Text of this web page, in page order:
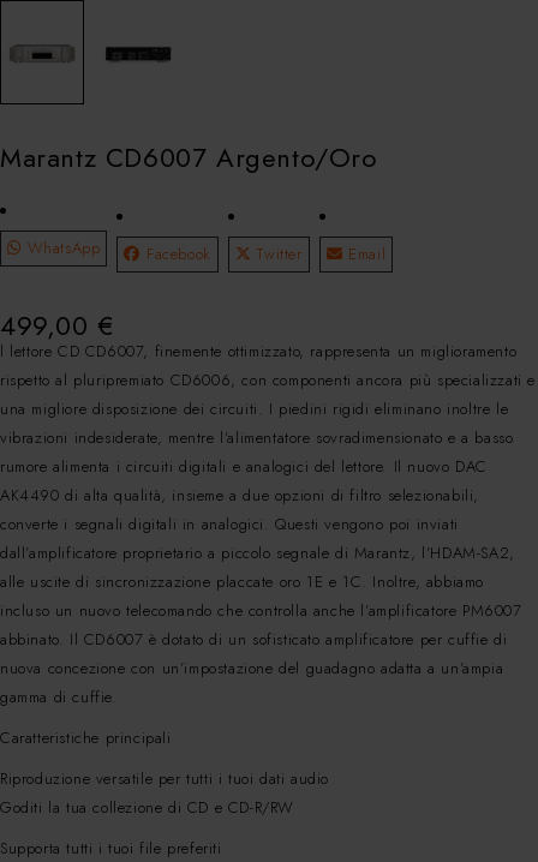
Marantz CD6007 Argento/Oro
WhatsApp Facebook Twitter Email
499,00 €
l lettore CD CD6007, finemente ottimizzato, rappresenta un miglioramento
rispetto al pluripremiato CD6006, con componenti ancora più specializzati e
una migliore disposizione dei circuiti. I piedini rigidi eliminano inoltre le
vibrazioni indesiderate, mentre l’alimentatore sovradimensionato e a basso
rumore alimenta i circuiti digitali e analogici del lettore. Il nuovo DAC
AK4490 di alta qualità, insieme a due opzioni di filtro selezionabili,
converte i segnali digitali in analogici. Questi vengono poi inviati
dall’amplificatore proprietario a piccolo segnale di Marantz, l’HDAM-SA2,
alle uscite di sincronizzazione placcate oro 1E e 1C. Inoltre, abbiamo
incluso un nuovo telecomando che controlla anche l’amplificatore PM6007
abbinato. Il CD6007 è dotato di un sofisticato amplificatore per cuffie di
nuova concezione con un’impostazione del guadagno adatta a un’ampia
gamma di cuffie.
Caratteristiche principali
Riproduzione versatile per tutti i tuoi dati audio
Goditi la tua collezione di CD e CD-R/RW
Supporta tutti i tuoi file preferiti